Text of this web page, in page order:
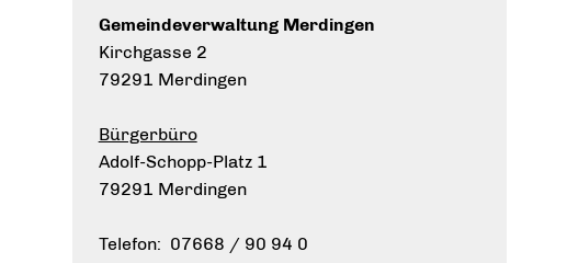
Gemeindeverwaltung Merdingen
Kirchgasse 2
79291 Merdingen
Bürgerbüro
Adolf-Schopp-Platz 1
79291 Merdingen
Telefon: 07668 / 90 94 0